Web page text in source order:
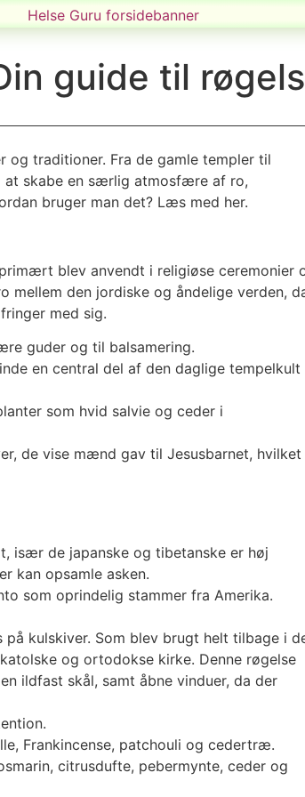
guide til
og traditioner. Fra de gamle templer til
at skabe en særlig atmosfære af ro,
bruger man det? Læs med her.
blev anvendt i religiøse ceremonier
mellem den jordiske og åndelige verden,
med sig.
guder og til balsamering.
en central del af den daglige tempelkult
som hvid salvie og ceder i
de vise mænd gav til Jesusbarnet, hvilket
især de japanske og tibetanske er høj
kan opsamle asken.
som oprindelig stammer fra Amerika.
kulskiver. Som blev brugt helt tilbage i
og ortodokse kirke. Denne røgelse
ildfast skål, samt åbne vinduer, da der
Frankincense, patchouli og cedertræ.
citrusdufte, pebermynte, ceder og